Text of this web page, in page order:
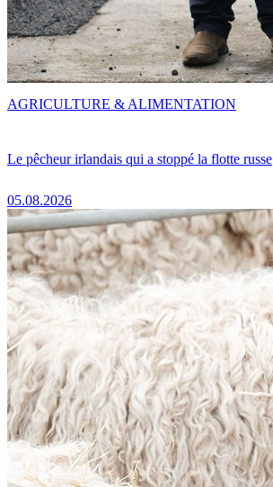
Le pêcheur irlandais qui a stoppé la flotte russe
05.08.2026
AGRICULTURE & ALIMENTATION